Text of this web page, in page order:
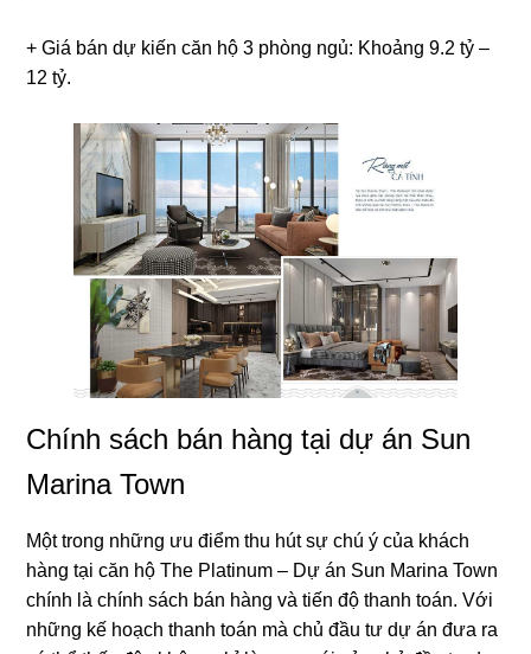
+ Giá bán dự kiến căn hộ 3 phòng ngủ: Khoảng 9.2 tỷ –
12 tỷ.
Chính sách bán hàng tại dự án Sun
Marina Town
Một trong những ưu điểm thu hút sự chú ý của khách
hàng tại căn hộ The Platinum – Dự án Sun Marina Town
chính là chính sách bán hàng và tiến độ thanh toán. Với
những kế hoạch thanh toán mà chủ đầu tư dự án đưa ra